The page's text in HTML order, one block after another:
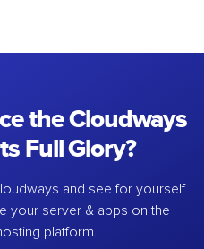
the Cloudways
Full Glory?
and see for yourself
your server & apps on the
platform.